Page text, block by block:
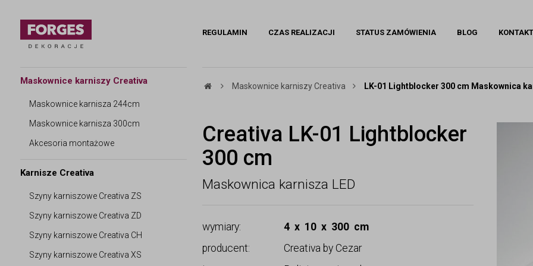
REGULAMIN CZAS REALIZACJI STATUS ZAMÓWIENIA BLOG KONTAKT
Maskownice karniszy Creativa
Maskownice karnisza 244cm
Maskownice karnisza 300cm
Akcesoria montażowe
Karnisze Creativa
Szyny karniszowe Creativa ZS
Szyny karniszowe Creativa ZD
Szyny karniszowe Creativa CH
Szyny karniszowe Creativa XS
Maskownice karniszy Creativa LK-01 Lightblocker 300 cm Maskownica
Maskownica karnisza LED
Creativa LK-01 Lightblocker
300 cm
wymiary:
4 x 10 x 300 cm
producent:
Creativa by Cezar